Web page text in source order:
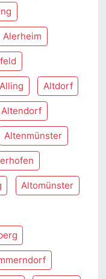
Alerheim
Alling Altdorf
Altendorf
Altenmünster
Altomünster